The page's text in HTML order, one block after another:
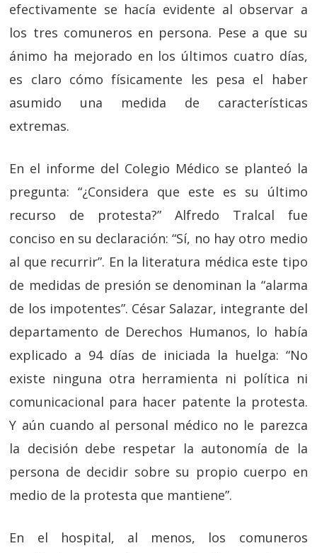
efectivamente se hacía evidente al observar a
los tres comuneros en persona. Pese a que su
ánimo ha mejorado en los últimos cuatro días,
es claro cómo físicamente les pesa el haber
asumido una medida de características
extremas.
En el informe del Colegio Médico se planteó la
pregunta: “¿Considera que este es su último
recurso de protesta?” Alfredo Tralcal fue
conciso en su declaración: “Sí, no hay otro medio
al que recurrir”. En la literatura médica este tipo
de medidas de presión se denominan la “alarma
de los impotentes”. César Salazar, integrante del
departamento de Derechos Humanos, lo había
explicado a 94 días de iniciada la huelga: “No
existe ninguna otra herramienta ni política ni
comunicacional para hacer patente la protesta.
Y aún cuando al personal médico no le parezca
la decisión debe respetar la autonomía de la
persona de decidir sobre su propio cuerpo en
medio de la protesta que mantiene”.
En el hospital, al menos, los comuneros